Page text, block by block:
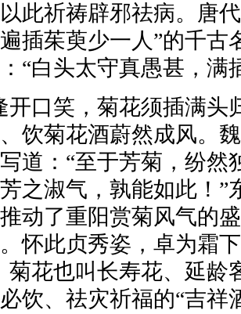
此祈祷辟邪祛病。唐
插茱萸少一人”的千古
“白头太守真愚甚，满
开口笑，菊花须插满头
饮菊花酒蔚然成风。
道：“至于芳菊，纷然
之淑气，孰能如此！”
动了重阳赏菊风气的
怀此贞秀姿，卓为霜
菊花也叫长寿花、延龄
饮、祛灾祈福的“吉祥